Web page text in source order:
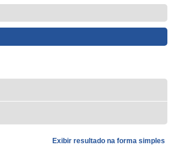
Exibir resultado na forma simples